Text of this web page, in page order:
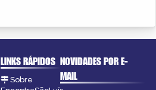
LINKS RÁPIDOS
Sobre
NOVIDADES POR E-
MAIL